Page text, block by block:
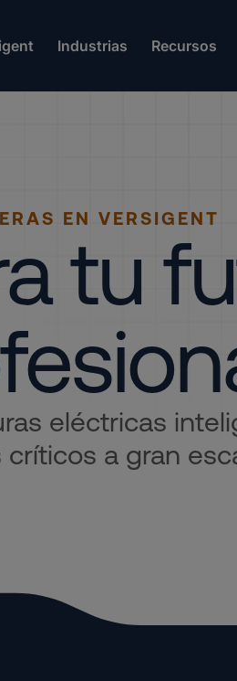
Industrias Recursos
EN VERSIGENT
tu
eléctricas
críticos a gran